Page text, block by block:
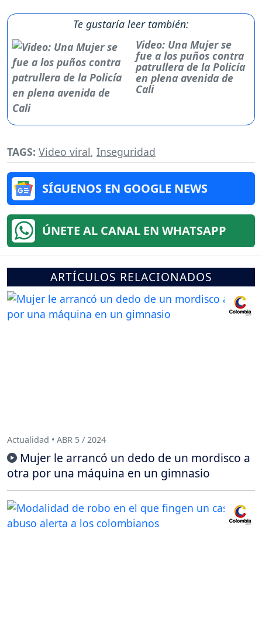
Te gustaría leer también:
Video: Una Mujer se
fue a los puños contra
patrullera de la Policía
en plena avenida de
Cali
TAGS: Video viral, Inseguridad
SÍGUENOS EN GOOGLE NEWS
ÚNETE AL CANAL EN WHATSAPP
ARTÍCULOS RELACIONADOS
Actualidad • ABR 5 / 2024
Mujer le arrancó un dedo de un mordisco a
otra por una máquina en un gimnasio